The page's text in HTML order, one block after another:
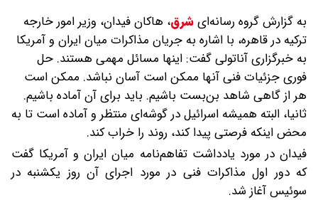
به گزارش گروه رسانه‌ایشرق، هاکان فیدان، وزیر امور خارجه
ترکیه در قاهره، با اشاره به جریان مذاکرات میان ایران و آمریکا
به خبرگزاری آناتولی گفت: اینها مسائل مهمی هستند. حل
فوری جزئیات فنی آنها ممکن است آسان نباشد. ممکن است
هر از گاهی شاهد بن‌بست باشیم. باید برای آن آماده باشیم.
ثانیا، البته همیشه اسرائیل در گوشه‌ای منتظر و آماده است تا به
محض اینکه فرصتی پیدا کند، روند را خراب کند.
فیدان در مورد یادداشت تفاهم‌نامه میان ایران و آمریکا گفت
که دور اول مذاکرات فنی در مورد اجرای آن روز یکشنبه در
سوئیس آغاز شد.